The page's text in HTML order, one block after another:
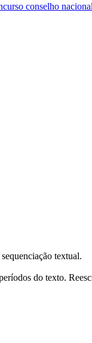
conselho
textual.
do texto.